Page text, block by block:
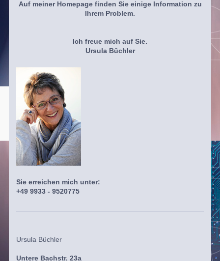
Auf meiner Homepage finden Sie einige Information zu
Ihrem Problem.
Ich freue mich auf Sie.
Ursula Büchler
Sie erreichen mich unter:
+49 9933 - 9520775
Ursula Büchler
Untere Bachstr. 23a